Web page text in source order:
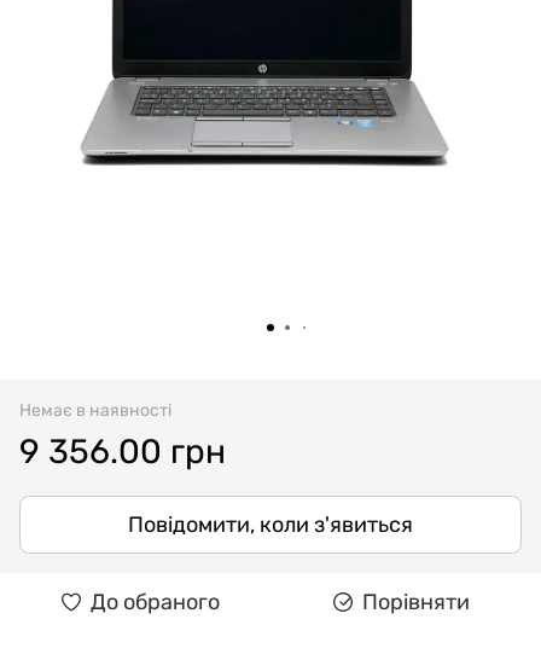
Немає в наявності
9 356.00 грн
Повідомити, коли з'явиться
До обраного Порівняти